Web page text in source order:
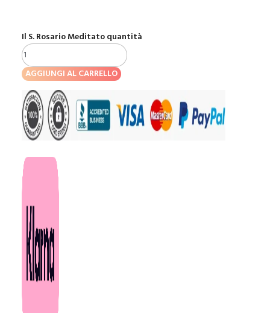
Il S. Rosario Meditato quantità
AGGIUNGI AL CARRELLO